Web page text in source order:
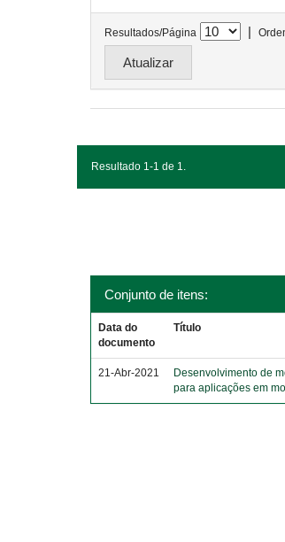
Resultados/Página |
Resultado 1-1 de 1.
Conjunto de itens:
Data do
documento
Título
21-Abr-2021
Desenvolvimento de
para aplicações em